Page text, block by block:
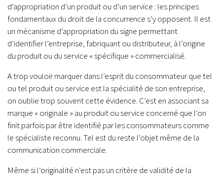
d’appropriation d’un produit ou d’un service : les principes
fondamentaux du droit de la concurrence s’y opposent. Il est
un mécanisme d’appropriation du signe permettant
d’identifier l’entreprise, fabriquant ou distributeur, à l’origine
du produit ou du service « spécifique » commercialisé.
A trop vouloir marquer dans l’esprit du consommateur que tel
ou tel produit ou service est la spécialité de son entreprise,
on oublie trop souvent cette évidence. C’est en associant sa
marque « originale » au produit ou service concerné que l’on
finit parfois par être identifié par les consommateurs comme
le spécialiste reconnu. Tel est du reste l’objet même de la
communication commerciale.
Même si l’originalité n’est pas un critère de validité de la